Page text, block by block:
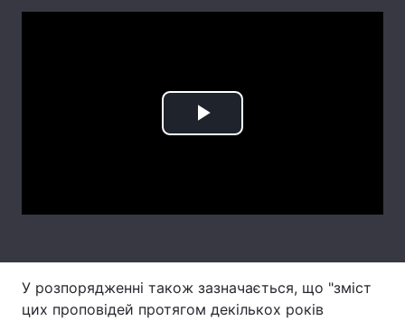
Play
У розпорядженні також зазначається, що "зміст
цих проповідей протягом декількох років